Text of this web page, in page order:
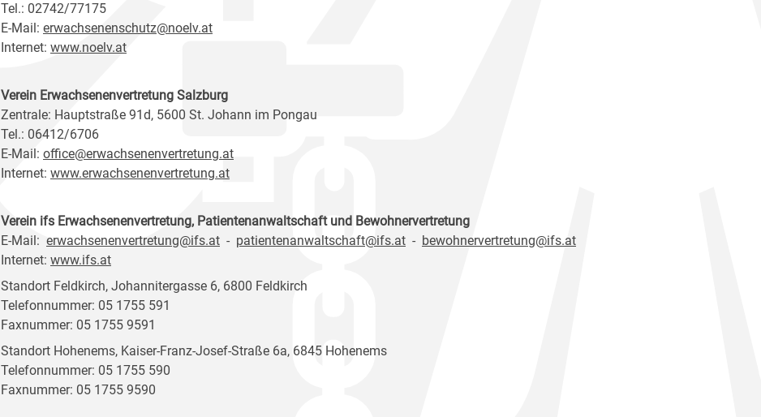
Tel.: 02742/77175
E-Mail: erwachsenenschutz@noelv.at
Internet: www.noelv.at
Verein Erwachsenenvertretung Salzburg
Zentrale: Hauptstraße 91d, 5600 St. Johann im Pongau
Tel.: 06412/6706
E-Mail: office@erwachsenenvertretung.at
Internet: www.erwachsenenvertretung.at
Verein ifs Erwachsenenvertretung, Patientenanwaltschaft und Bewohnervertretung
E-Mail: erwachsenenvertretung@ifs.at - patientenanwaltschaft@ifs.at - bewohnervertretung@ifs.at
Internet: www.ifs.at
Standort Feldkirch, Johannitergasse 6, 6800 Feldkirch
Telefonnummer: 05 1755 591
Faxnummer: 05 1755 9591
Standort Hohenems, Kaiser-Franz-Josef-Straße 6a, 6845 Hohenems
Telefonnummer: 05 1755 590
Faxnummer: 05 1755 9590